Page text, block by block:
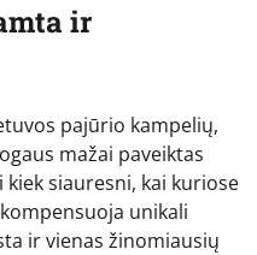
ir
pajūrio kampelių,
mažai paveiktas
siauresni, kai kuriose
unikali
ir vienas žinomiausių